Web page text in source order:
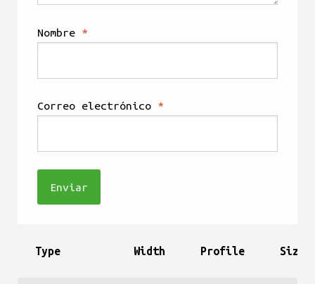
Nombre *
Correo electrónico *
Type Width Profile Size